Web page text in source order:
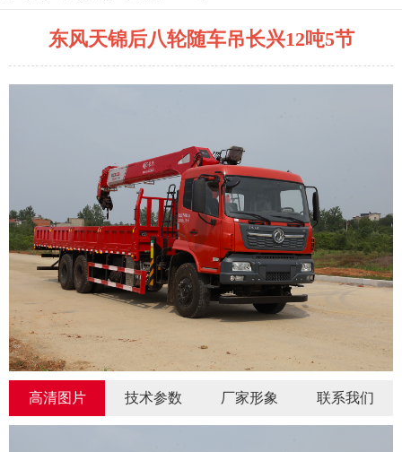
东风天锦后八轮随车吊长兴12吨5节
高清图片 技术参数 厂家形象 联系我们